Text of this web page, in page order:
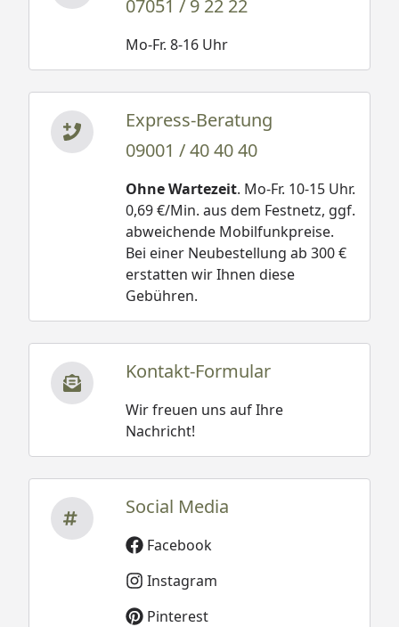
07051 / 9 22 22
Mo-Fr. 8-16 Uhr
Express-Beratung
09001 / 40 40 40
Ohne Wartezeit. Mo-Fr. 10-15 Uhr.
0,69 €/Min. aus dem Festnetz, ggf.
abweichende Mobilfunkpreise.
Bei einer Neubestellung ab 300 €
erstatten wir Ihnen diese
Gebühren.
Kontakt-Formular
Wir freuen uns auf Ihre
Nachricht!
Social Media
Facebook
Instagram
Pinterest